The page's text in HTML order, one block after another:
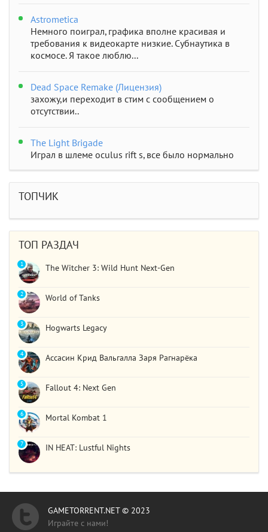
Astrometica
Немного поиграл, графика вполне красивая и
требования к видеокарте низкие. Субнаутика в
космосе. Я такое люблю...
Dead Space Remake (Лицензия)
захожу,и переходит в стим с сообщением о
отсутствии..
The Light Brigade
Играл в шлеме oculus rift s, все было нормально
сюжет и..
ТОПЧИК
ТОП РАЗДАЧ
The Witcher 3: Wild Hunt Next-Gen
1
World of Tanks
2
Hogwarts Legacy
3
Ассасин Крид Вальгалла Заря Рагнарёка
4
Fallout 4: Next Gen
5
Mortal Kombat 1
6
IN HEAT: Lustful Nights
7
GAMETORRENT.NET © 2023
Играйте с нами!